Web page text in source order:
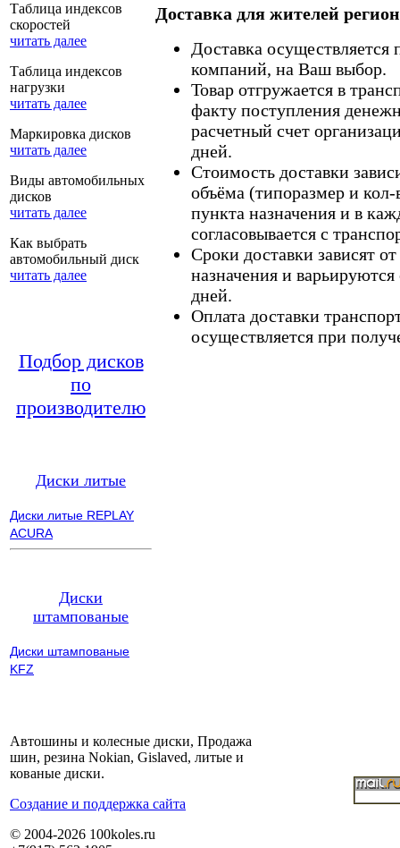
Таблица индексов
скоростей
читать далее
Таблица индексов
нагрузки
читать далее
Маркировка дисков
читать далее
Виды автомобильных
дисков
читать далее
Как выбрать
автомобильный диск
читать далее
Подбор дисков
по
производителю
Диски литые
Диски литые REPLAY
ACURA
Диски
штампованые
Диски штампованые
KFZ
Доставка для жителей
Доставка
компаний, на Ваш выбор.
Товар отгружается в
факту поступления
расчетный счет
дней.
Стоимость доставки
объёма (типоразмер и кол-
пункта назначения и в
согласовывается с
Сроки доставки зависят
назначения и
дней.
Оплата доставки
осуществляется при
Автошины и колесные диски, Продажа
шин, резина Nokian, Gislaved, литые и
кованые диски.
Cоздание и поддержка сайта
© 2004-2026 100koles.ru